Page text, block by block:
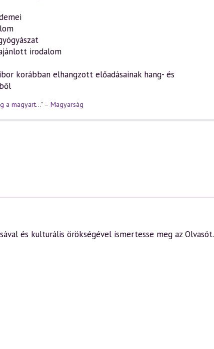
irodalom
korábban elhangzott előadásainak hang- és
a magyart..." – Magyarság
és kulturális örökségével ismertesse meg az Olvasót.